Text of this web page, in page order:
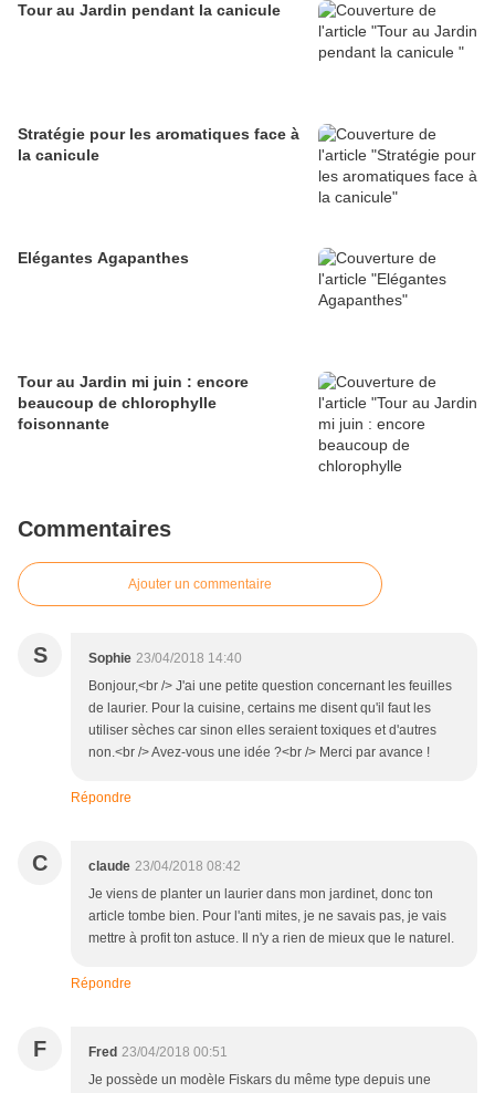
Tour au Jardin pendant la canicule
Stratégie pour les aromatiques face à
la canicule
Elégantes Agapanthes
Tour au Jardin mi juin : encore
beaucoup de chlorophylle
foisonnante
Commentaires
Ajouter un commentaire
S Sophie 23/04/2018 14:40
Bonjour,<br /> J'ai une petite question concernant les feuilles
de laurier. Pour la cuisine, certains me disent qu'il faut les
utiliser sèches car sinon elles seraient toxiques et d'autres
non.<br /> Avez-vous une idée ?<br /> Merci par avance !
Répondre
C claude 23/04/2018 08:42
Je viens de planter un laurier dans mon jardinet, donc ton
article tombe bien. Pour l'anti mites, je ne savais pas, je vais
mettre à profit ton astuce. Il n'y a rien de mieux que le naturel.
Répondre
F Fred 23/04/2018 00:51
Je possède un modèle Fiskars du même type depuis une